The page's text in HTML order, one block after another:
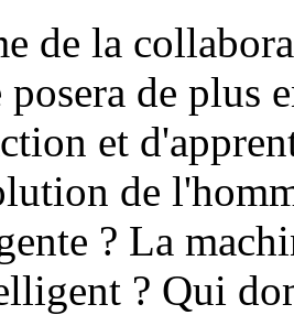
de la
posera de plus
et
de
? La
? Qui